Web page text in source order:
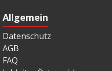
Allgemein
Datenschutz
AGB
FAQ